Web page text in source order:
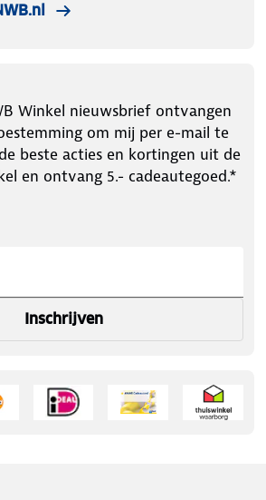
Winkel nieuwsbrief ontvangen
om mij per e-mail te
beste acties en kortingen uit de
en ontvang 5.- cadeautegoed.*
Inschrijven